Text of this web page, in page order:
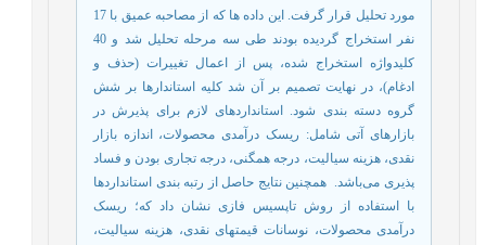
مورد تحلیل قرار گرفت. این داده ها که از مصاحبه عمیق با 17
نفر استخراج گردیده بودند طی سه مرحله تحلیل شد و 40
کلیدواژه استخراج شده، پس از اعمال تغییرات (حذف و
ادغام)، در نهایت تصمیم بر آن شد کلیه استاندارها بر شش
گروه دسته بندی شود. استانداردهای لازم برای پذیرش در
بازارهای آتی شامل: ریسک درآمدی محصولات، اندازه بازار
نقدى، هزینه سیالیت، درجه همگنی، درجه تجاری بودن و فساد
پذیری می‌باشد.
همچنین نتایج حاصل از رتبه بندی استانداردها
با استفاده از روش تاپسیس فازی نشان داد که؛ ریسک
درآمدی محصولات، نوسانات قیمتهای نقدی، هزینه سیالیت،